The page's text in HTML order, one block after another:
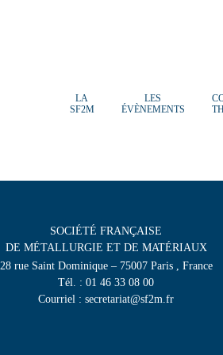
LA
SF2M
LES
ÉVÈNEMENTS
SOCIÉTÉ FRANÇAISE
DE MÉTALLURGIE ET DE MATÉRIAUX
28 rue Saint Dominique – 75007 Paris , France
Tél. : 01 46 33 08 00
Courriel : secretariat@sf2m.fr